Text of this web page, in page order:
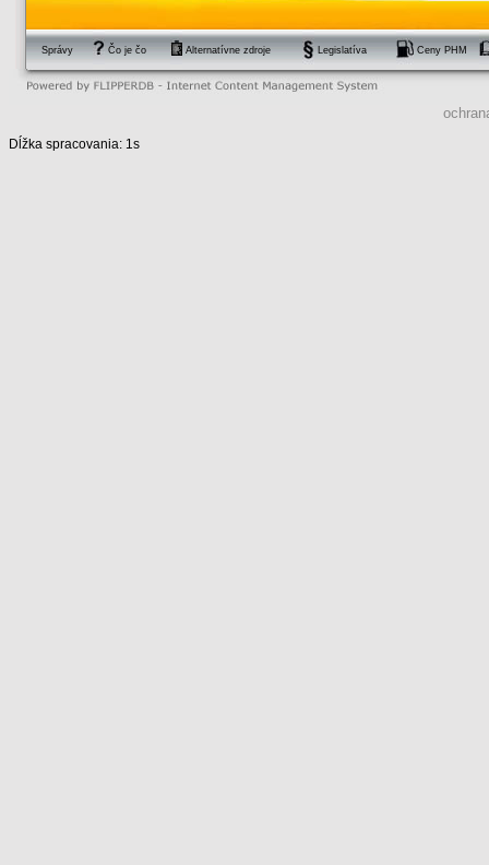
Správy Čo je čo Alternatívne zdroje Legislatíva Ceny PHM
Dĺžka spracovania: 1s